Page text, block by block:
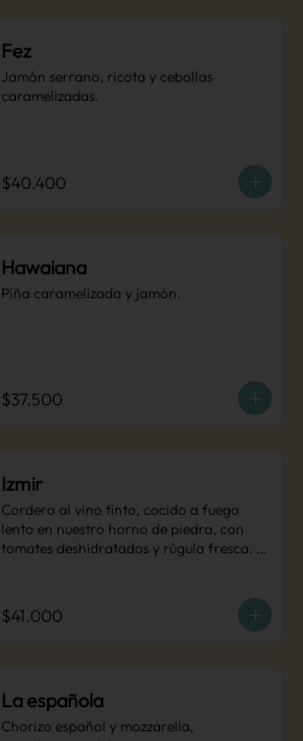
Fez
Jamón serrano, ricota y cebollas
caramelizadas.
$40.400
Hawaiana
Piña caramelizada y jamón.
$37.500
Izmir
Cordero al vino tinto, cocido a fuego
lento en nuestro horno de piedra, con
tomates deshidratados y rúgula fresca.
$41.000
La española
Chorizo español y mozzarella,